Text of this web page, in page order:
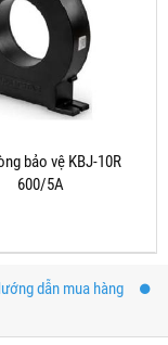
bảo vệ KBJ-10R
600/5A
dẫn mua hàng